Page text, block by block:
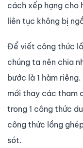
cách xếp hạng cho
liên tục không bị
Để viết công thức
chúng ta nên chia
bước là 1 hàm
mới thay các tham
trong 1 công thức
công thức lồng
sót.